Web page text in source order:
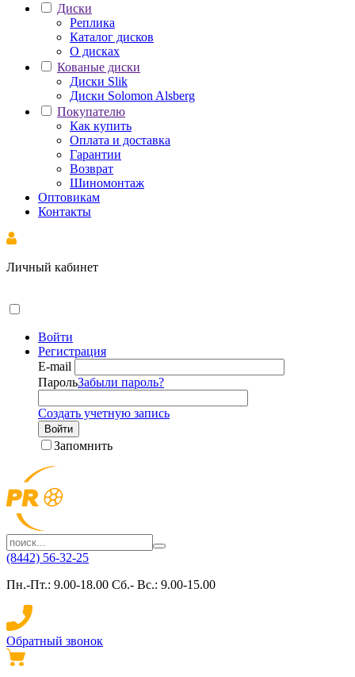
Диски
Реплика
Каталог дисков
О дисках
Кованые диски
Диски Slik
Диски Solomon Alsberg
Покупателю
Как купить
Оплата и доставка
Гарантии
Возврат
Шиномонтаж
Оптовикам
Контакты
Личный кабинет
Войти
Регистрация
E-mail
ПарольЗабыли пароль?
Создать учетную запись
Войти
Запомнить
(8442) 56-32-25
Пн.-Пт.: 9.00-18.00 Сб.- Вс.: 9.00-15.00
Обратный звонок